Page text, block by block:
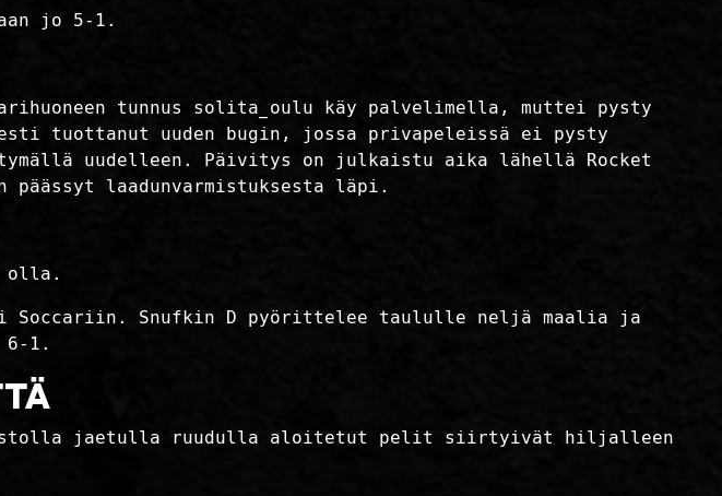
jo 5-1.
tunnus solita_oulu käy palvelimella, muttei pysty
tuottanut uuden bugin, jossa privapeleissä ei pysty
uudelleen. Päivitys on julkaistu aika lähellä Rocket
päässyt laadunvarmistuksesta läpi.
olla.
Soccariin. Snufkin D pyörittelee taululle neljä maalia ja
6-1.
jaetulla ruudulla aloitetut pelit siirtyivät hiljalleen